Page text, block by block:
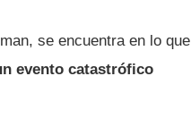
se encuentra en lo que
evento catastrófico